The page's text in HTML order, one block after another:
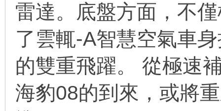
雷達。底盤方面，不
了雲輒-A智慧空氣車
的雙重飛躍。 從極速
海豹08的到來，或將